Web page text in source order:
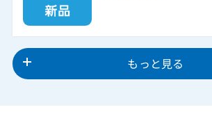
もっと見る